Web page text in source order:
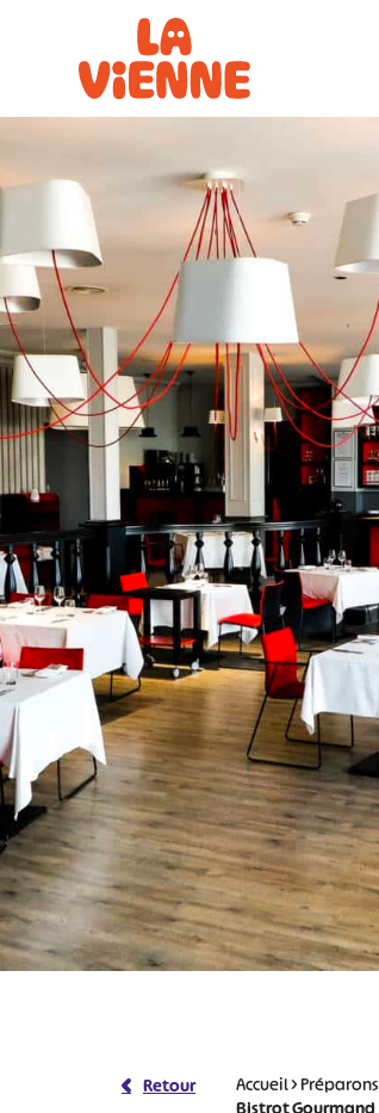
Retour Accueil>Préparons
Bistrot Gourmand
Panneau de gestion des cookies